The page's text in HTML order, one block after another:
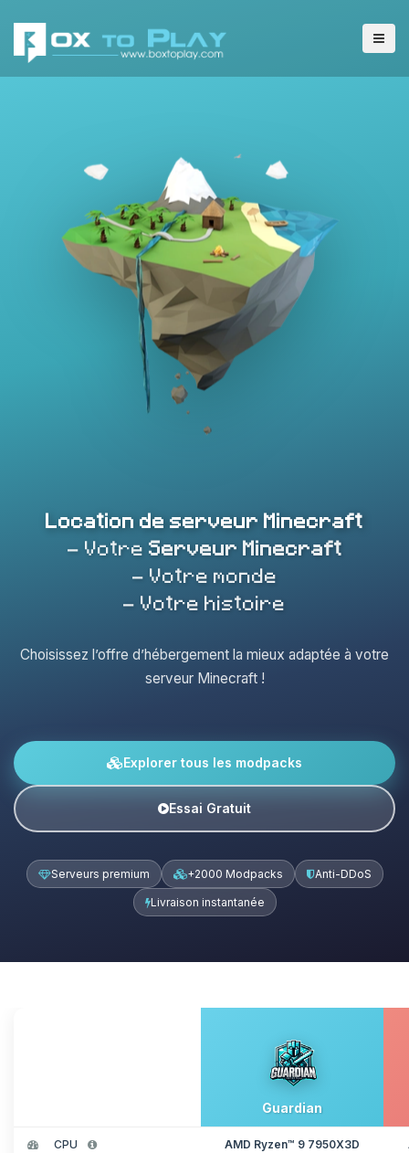
Location de serveur Minecraft
- Votre Serveur Minecraft
- Votre monde
- Votre histoire
Choisissez l’offre d’hébergement la mieux adaptée à votre
serveur Minecraft !
Explorer tous les modpacks
Essai Gratuit
Serveurs premium +2000 Modpacks Anti-DDoS
Livraison instantanée
Guardian
CPU AMD Ryzen™ 9 7950X3D